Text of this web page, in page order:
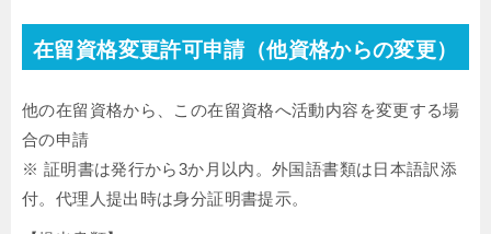
在留資格変更許可申請（他資格からの変更）
他の在留資格から、この在留資格へ活動内容を変更する場
合の申請
※ 証明書は発行から3か月以内。外国語書類は日本語訳添
付。代理人提出時は身分証明書提示。